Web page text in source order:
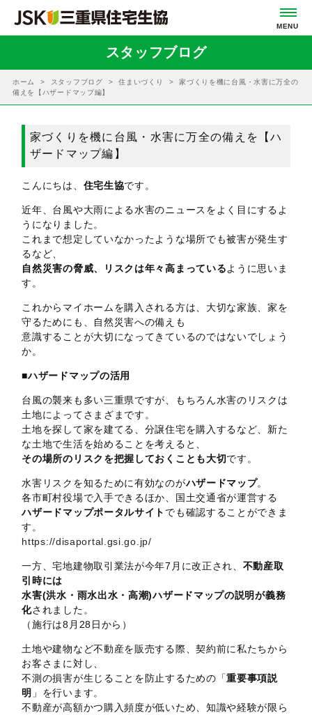
スタッフブログ
ホーム スタッフブログ 住まいづくり
家づくりを機に台風・水害に万全の
備えを【ハザードマップ編】
家づくりを機に台風・水害に万全の備えを【ハ
ザードマップ編】
こんにちは、 住宅生協です。
近年、台風や大雨による水害のニュースをよく目にするよ
うになりました。
これまで想定していなかったような場所でも被害が発生す
るなど、
自然災害の脅威、リスクは年々高まっているように思いま
す。
これからマイホームを購入される方は、大切な家族、家を
守るためにも、自然災害への備えも
意識することが大切になってきているのではないでしょう
か。
■ハザードマップの活用
台風の襲来も多い三重県ですが、もちろん水害のリスクは
土地によってさまざまです。
土地を探して家を建てる、分譲住宅を購入するなど、新た
な土地で生活を始めることを考えると、
その場所のリスクを把握しておくことも大切です。
水害リスクを知るために有効なのがハザードマップ。
各市町村役場で入手できるほか、国土交通省が運営する
ハザードマップポータルサイト でも確認することができま
す。
https://disaportal.gsi.go.jp/
一方、宅地建物取引業法が今年7月に改正され、 不動産取
引時には
水害(洪水・雨水出水・高潮)ハザードマップの説明が義務
化されました。
（施行は8月28日から）
土地や建物など不動産を販売する際、契約前に私たちから
お客さまに対し、
不測の損害が生じることを防止するための「重要事項説
明 」を行います。
不動産が高額かつ購入頻度が低いため、知識や経験が限ら